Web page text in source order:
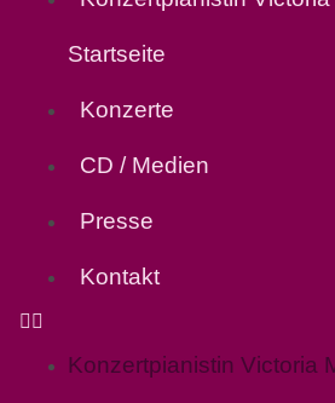
Startseite
Konzerte
CD / Medien
Presse
Kontakt
Konzertpianistin Victoria